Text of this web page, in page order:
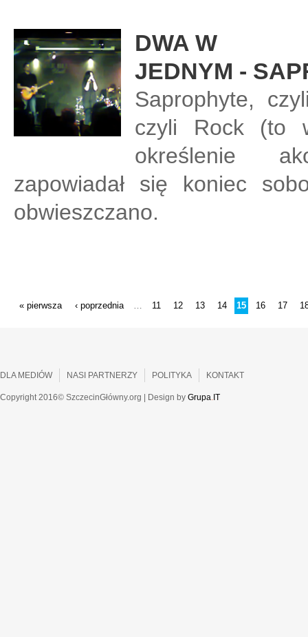
DWA W
JEDNYM -
Saprophyte,
czyli Rock (to
określenie
zapowiadał się koniec
obwieszczano.
« pierwsza ‹ poprzednia … 11 12 13 14 15 16 17
DLA MEDIÓW NASI PARTNERZY POLITYKA KONTAKT
Copyright 2016© SzczecinGłówny.org | Design by Grupa. IT